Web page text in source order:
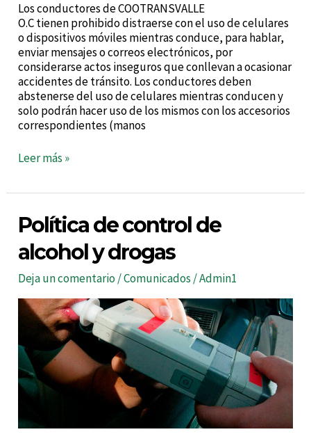
Los conductores de COOTRANSVALLE
O.C tienen prohibido distraerse con el uso de celulares
o dispositivos móviles mientras conduce, para hablar,
enviar mensajes o correos electrónicos, por
considerarse actos inseguros que conllevan a ocasionar
accidentes de tránsito. Los conductores deben
abstenerse del uso de celulares mientras conducen y
solo podrán hacer uso de los mismos con los accesorios
correspondientes (manos
Leer más »
Política de control de
alcohol y drogas
Deja un comentario/Comunicados /Admin1
Política
de
control
de
alcohol
drogas